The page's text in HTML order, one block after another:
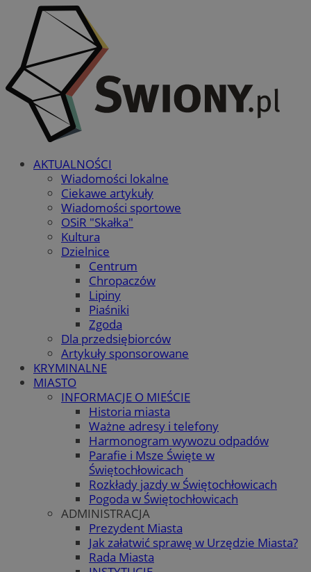
AKTUALNOŚCI
Wiadomości lokalne
Ciekawe artykuły
Wiadomości sportowe
OSiR "Skałka"
Kultura
Dzielnice
Centrum
Chropaczów
Lipiny
Piaśniki
Zgoda
Dla przedsiębiorców
Artykuły sponsorowane
KRYMINALNE
MIASTO
INFORMACJE O MIEŚCIE
Historia miasta
Ważne adresy i telefony
Harmonogram wywozu odpadów
Parafie i Msze Święte w
Świętochłowicach
Rozkłady jazdy w Świętochłowicach
Pogoda w Świętochłowicach
ADMINISTRACJA
Prezydent Miasta
Jak załatwić sprawę w Urzędzie Miasta?
Rada Miasta